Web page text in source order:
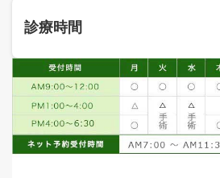
診療時間